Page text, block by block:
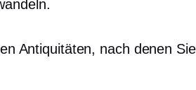
Antiquitäten, nach denen Sie